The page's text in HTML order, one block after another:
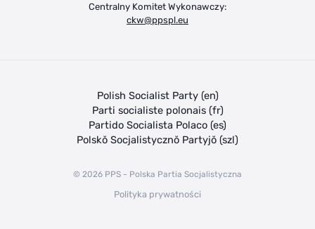
Centralny Komitet Wykonawczy:
ckw@ppspl.eu
Polish Socialist Party (en)
Parti socialiste polonais (fr)
Partido Socialista Polaco (es)
Polskŏ Socjalistycznŏ Partyjŏ (szl)
© 2026 PPS - Polska Partia Socjalistyczna
Polityka prywatności